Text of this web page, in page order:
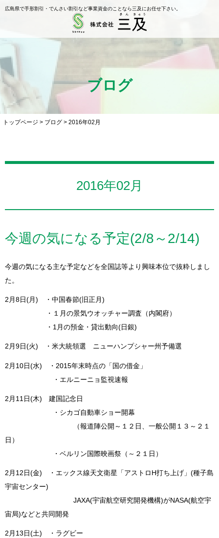
広島県で手形割引・でんさい割引など事業資金のことなら三及にお任せ下さい。
ブログ
トップページ > ブログ > 2016年02月
2016年02月
今週の気になる予定(2/8～2/14)
今週の気になる主な予定などを全国誌等より興味本位で抜粋しまし
た。
2月8日(月) ・中国春節(旧正月)
・１月の景気ウオッチャー調査（内閣府）
・1月の預金・貸出動向(日銀)
2月9日(火) ・米大統領選 ニューハンプシャー州予備選
2月10日(水) ・2015年末時点の「国の借金」
・エルニーニョ監視速報
2月11日(木) 建国記念日
・シカゴ自動車ショー開幕
（報道陣公開～１２日、一般公開１３～２１
日）
・ベルリン国際映画祭（～２１日）
2月12日(金) ・エックス線天文衛星「アストロH打ち上げ」(種子島
宇宙センター)
JAXA(宇宙航空研究開発機構)がNASA(航空宇
宙局)などと共同開発
2月13日(土) ・ラグビー